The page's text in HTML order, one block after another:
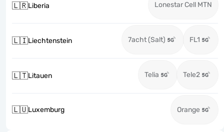
🇱🇷Liberia Lonestar Cell MTN
🇱🇮Liechtenstein 7acht (Salt) FL1
🇱🇹Litauen Telia Tele2
🇱🇺Luxemburg Orange